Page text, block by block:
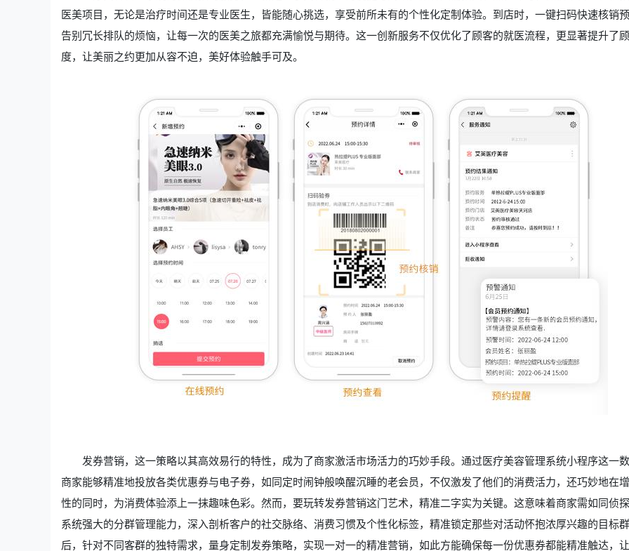
医美项目，无论是治疗时间还是专业医生，皆能随心挑选，享受前所未有的个性化定制体验。到店时，一键扫码快速核销
告别冗长排队的烦恼，让每一次的医美之旅都充满愉悦与期待。这一创新服务不仅优化了顾客的就医流程，更显著提升了
度，让美丽之约更加从容不迫，美好体验触手可及。
发券营销，这一策略以其高效易行的特性，成为了商家激活市场活力的巧妙手段。通过医疗美容管理系统小程序这一
商家能够精准地投放各类优惠券与电子券，如同定时闹钟般唤醒沉睡的老会员，不仅激发了他们的消费活力，还巧妙地在
性的同时，为消费体验添上一抹趣味色彩。然而，要玩转发券营销这门艺术，精准二字实为关键。这意味着商家需如同侦
系统强大的分群管理能力，深入剖析客户的社交脉络、消费习惯及个性化标签，精准锁定那些对活动怀抱浓厚兴趣的目标
后，针对不同客群的独特需求，量身定制发券策略，实现一对一的精准营销，如此方能确保每一份优惠券都能精准触达，